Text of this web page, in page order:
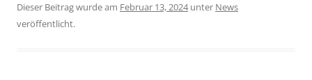
Dieser Beitrag wurde am Februar 13, 2024unter News
veröffentlicht.